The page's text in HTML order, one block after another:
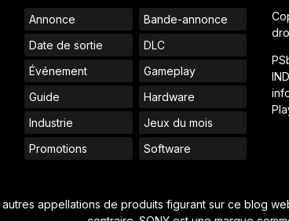
Annonce
Bande-annonce
Date de sortie
DLC
Événement
Gameplay
Guide
Hardware
Industrie
Jeux du mois
Promotions
Software
appellations de produits figurant sur ce blog